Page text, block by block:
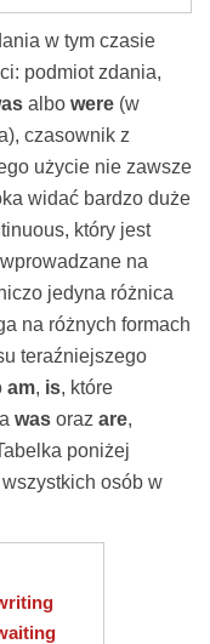
w tym czasie
podmiot zdania,
albo were (w
czasownik z
użycie nie zawsze
widać bardzo duże
który jest
na
jedyna różnica
na różnych formach
teraźniejszego
am, is, które
was oraz are,
poniżej
osób w